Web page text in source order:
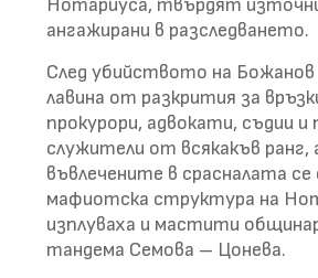
aнгажирани в разследването.
След убийството на Божанов
лавина от разкрития за
прокурори, адвокати, съдии и
служители от всякакъв ранг,
въвлечените в срасналата
мафиотска структура на
изплуваха и мастити
тандема Семова – Цонева.